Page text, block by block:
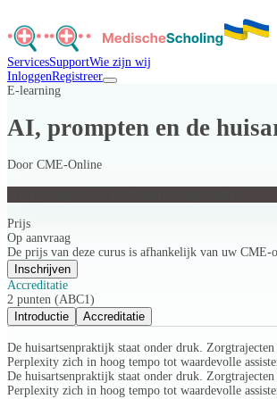
ServicesSupportWie zijn wij
InloggenRegistreer
E-learning
AI, prompten en de
Door CME-Online
Prijs
Op aanvraag
De prijs van deze curus is afhankelijk van uw CME-
Inschrijven
Accreditatie
2 punten (ABC1)
Introductie
Accreditatie
De huisartsenpraktijk staat onder druk.
Perplexity zich in hoog tempo tot waardevolle
De huisartsenpraktijk staat onder druk.
Perplexity zich in hoog tempo tot waardevolle